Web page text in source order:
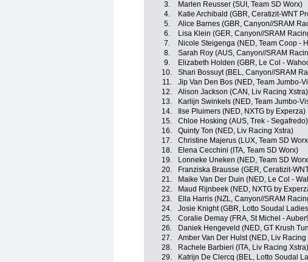
3.
Marlen Reusser (SUI, Team SD Worx)
4.
Katie Archibald (GBR, Ceratizit-WNT
5.
Alice Barnes (GBR, Canyon//SRAM
6.
Lisa Klein (GER, Canyon//SRAM
7.
Nicole Steigenga (NED, Team Coop -
8.
Sarah Roy (AUS, Canyon//SRAM
9.
Elizabeth Holden (GBR, Le Col -
10.
Shari Bossuyt (BEL, Canyon//SRAM
11.
Jip Van Den Bos (NED, Team Jumbo-
12.
Alison Jackson (CAN, Liv Racing Xstra)
13.
Karlijn Swinkels (NED, Team Jumbo-
14.
Ilse Pluimers (NED, NXTG by Experza)
15.
Chloe Hosking (AUS, Trek - Segafredo)
16.
Quinty Ton (NED, Liv Racing Xstra)
17.
Christine Majerus (LUX, Team SD
18.
Elena Cecchini (ITA, Team SD Worx)
19.
Lonneke Uneken (NED, Team SD
20.
Franziska Brausse (GER, Ceratizit-
21.
Maike Van Der Duin (NED, Le Col -
22.
Maud Rijnbeek (NED, NXTG by
23.
Ella Harris (NZL, Canyon//SRAM
24.
Josie Knight (GBR, Lotto Soudal
25.
Coralie Demay (FRA, St Michel -
26.
Daniek Hengeveld (NED, GT Krush
27.
Amber Van Der Hulst (NED, Liv Racing
28.
Rachele Barbieri (ITA, Liv Racing Xstra)
29.
Katrijn De Clercq (BEL, Lotto Soudal